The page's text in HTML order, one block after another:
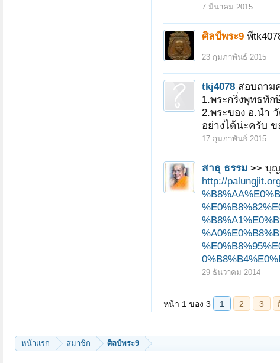
7 มีนาคม 2015
ศิลป์พระ9 พี่
23 กุมภาพันธ์ 2015
tkj4078 สอบถาม
1.พระกริ่งพุทธทั
2.พระของ อ.นำ
อย่างได้น่ะครับ
17 กุมภาพันธ์ 2015
สาธุ ธรรม >> บุ
http://
29 ธันวาคม 2014
หน้าแรก สมาชิก ศิลป์พระ9